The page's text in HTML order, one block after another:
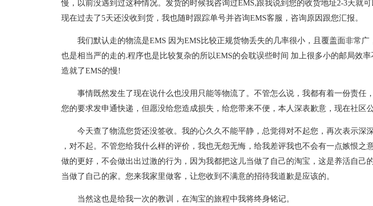
慢，以前没遇到过这种情况。发货的时候我咨询过EMS,跟我说到您的收货地址2-3天就可
现在过去了5天还没收到货，我也随时跟踪单号并咨询EMS客服，咨询原因跟您汇报。
我们默认走的物流是EMS 因为EMS比较正规货物丢失的几率很小，且覆盖面非常广
也是相当严的走的.程序也是比较复杂的所以EMS的会耽误些时间 加上很多小的邮局效率
造就了EMS的慢!
事情既然发生了现在说什么也没用只能等物流了。不管怎么说，我都有着一份责任
您的要求发申通快递，但愿没给您造成损失，给您带来不便，本人深表歉意，现在社区
今天查了物流您货还没签收。我的心久久不能平静，总觉得对不起您，再次表示深
，对不起。不管您给我什么样的评价，我也无怨无悔，给我差评我也不会有一点嫉恨之
做的更好，不会做出出过激的行为，因为我都把这儿当做了自己的淘宝，这是养活自己
当做了自己的家。您来我家里做客，让您收到不满意的招待我道歉是应该的。
当然这也是给我一次的教训，在淘宝的旅程中我将终身铭记。